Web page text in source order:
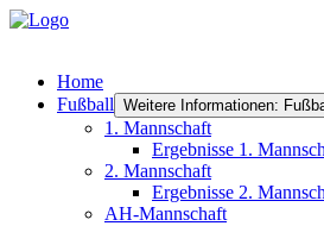
Home
Fußball Weitere Informationen:
1. Mannschaft
Ergebnisse 1.
2. Mannschaft
Ergebnisse 2.
AH-Mannschaft